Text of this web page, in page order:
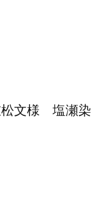
文様 塩瀬染